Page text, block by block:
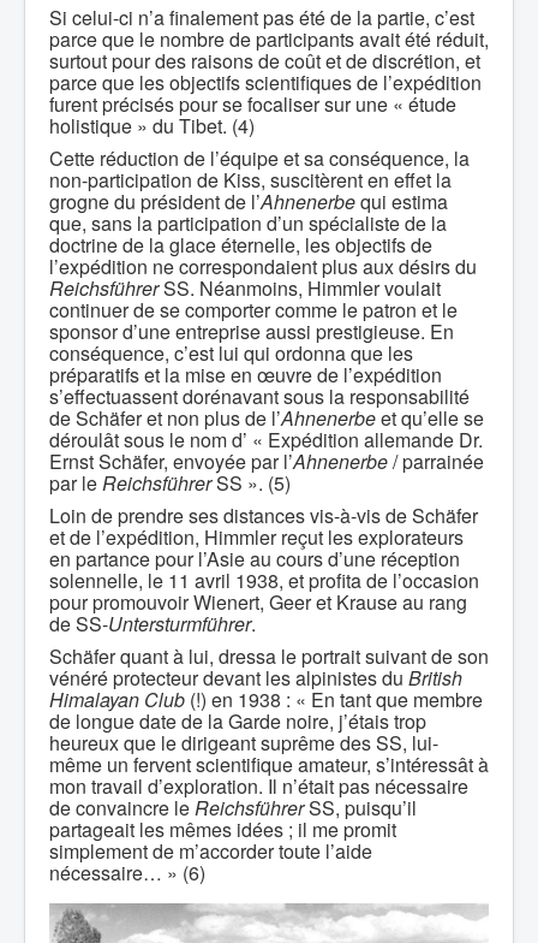
Si celui-ci n’a finalement pas été de la partie, c’est
parce que le nombre de participants avait été réduit,
surtout pour des raisons de coût et de discrétion, et
parce que les objectifs scientifiques de l’expédition
furent précisés pour se focaliser sur une « étude
holistique » du Tibet. (4)
Cette réduction de l’équipe et sa conséquence, la
non-participation de Kiss, suscitèrent en effet la
grogne du président de l’Ahnenerbequi estima
que, sans la participation d’un spécialiste de la
doctrine de la glace éternelle, les objectifs de
l’expédition ne correspondaient plus aux désirs du
ReichsführerSS. Néanmoins, Himmler voulait
continuer de se comporter comme le patron et le
sponsor d’une entreprise aussi prestigieuse. En
conséquence, c’est lui qui ordonna que les
préparatifs et la mise en œuvre de l’expédition
s’effectuassent dorénavant sous la responsabilité
de Schäfer et non plus de l’Ahnenerbeet qu’elle se
déroulât sous le nom d’ « Expédition allemande Dr.
Ernst Schäfer, envoyée par l’Ahnenerbe/ parrainée
par leReichsführerSS ». (5)
Loin de prendre ses distances vis-à-vis de Schäfer
et de l’expédition, Himmler reçut les explorateurs
en partance pour l’Asie au cours d’une réception
solennelle, le 11 avril 1938, et profita de l’occasion
pour promouvoir Wienert, Geer et Krause au rang
de SS-Untersturmführer.
Schäfer quant à lui, dressa le portrait suivant de son
vénéré protecteur devant les alpinistes du British
Himalayan Club (!) en 1938 : « En tant que membre
de longue date de la Garde noire, j’étais trop
heureux que le dirigeant suprême des SS, lui-
même un fervent scientifique amateur, s’intéressât à
mon travail d’exploration. Il n’était pas nécessaire
de convaincre leReichsführerSS, puisqu’il
partageait les mêmes idées ; il me promit
simplement de m’accorder toute l’aide
nécessaire… » (6)